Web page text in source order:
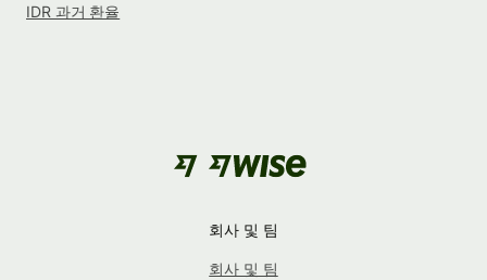
IDR 과거 환율
회사 및 팀
회사 및 팀